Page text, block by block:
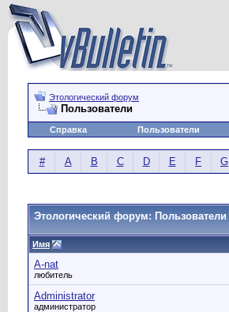
Этологический форум
Пользователи
Справка Пользователи
# A B C D E F G
Этологический форум: Пользователи
Имя
A-nat
любитель
Administrator
администратор